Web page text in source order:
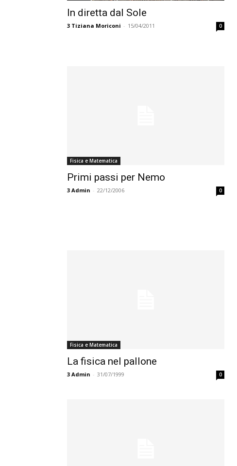
In diretta dal Sole
3 Tiziana Moriconi - 15/04/2011 0
Fisica e Matematica
Primi passi per Nemo
3 Admin - 22/12/2006 0
Fisica e Matematica
La fisica nel pallone
3 Admin - 31/07/1999 0